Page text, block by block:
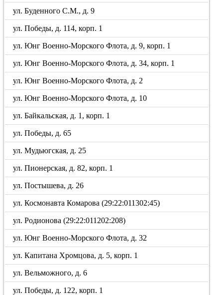
ул. Буденного С.М., д. 9
ул. Победы, д. 114, корп. 1
ул. Юнг Военно-Морского Флота, д. 9, корп. 1
ул. Юнг Военно-Морского Флота, д. 34, корп. 1
ул. Юнг Военно-Морского Флота, д. 2
ул. Юнг Военно-Морского Флота, д. 10
ул. Байкальская, д. 1, корп. 1
ул. Победы, д. 65
ул. Мудьюгская, д. 25
ул. Пионерская, д. 82, корп. 1
ул. Постышева, д. 26
ул. Космонавта Комарова (29:22:011302:45)
ул. Родионова (29:22:011202:208)
ул. Юнг Военно-Морского Флота, д. 32
ул. Капитана Хромцова, д. 5, корп. 1
ул. Вельможного, д. 6
ул. Победы, д. 122, корп. 1